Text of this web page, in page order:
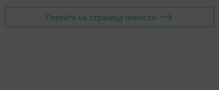
Перейти на страницу новости